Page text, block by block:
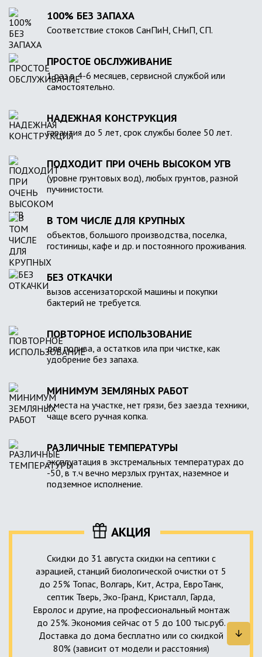
100% БЕЗ ЗАПАХА
Соответствие стоков СанПиН, СНиП, СП.
ПРОСТОЕ ОБСЛУЖИВАНИЕ
1 раз в 4-6 месяцев, сервисной службой или
самостоятельно.
НАДЕЖНАЯ КОНСТРУКЦИЯ
гарантия до 5 лет, срок службы более 50 лет.
ПОДХОДИТ ПРИ ОЧЕНЬ ВЫСОКОМ УГВ
(уровне грунтовых вод), любых грунтов, разной
пучинистости.
В ТОМ ЧИСЛЕ ДЛЯ КРУПНЫХ
объектов, большого производства, поселка,
гостиницы, кафе и др. и постоянного проживания.
БЕЗ ОТКАЧКИ
вызов ассенизаторской машины и покупки
бактерий не требуется.
ПОВТОРНОЕ ИСПОЛЬЗОВАНИЕ
для полива, а остатков ила при чистке, как
удобрение без запаха.
МИНИМУМ ЗЕМЛЯНЫХ РАБОТ
и места на участке, нет грязи, без заезда техники,
чаще всего ручная копка.
РАЗЛИЧНЫЕ ТЕМПЕРАТУРЫ
эксплуатация в экстремальных температурах до
-50, в т.ч вечно мерзлых грунтах, наземное и
подземное исполнение.
АКЦИЯ
Скидки до 31 августа скидки на септики с
аэрацией, станций биологической очистки от 5
до 25% Топас, Волгарь, Кит, Астра, ЕвроТанк,
септик Тверь, Эко-Гранд, Кристалл, Гарда,
Евролос и другие, на профессиональный монтаж
до 25%. Экономия сейчас от 5 до 100 тыс.руб.
Доставка до дома бесплатно или со скидкой
80% (зависит от модели и расстояния)